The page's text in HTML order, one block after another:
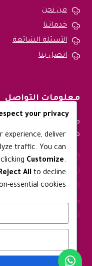
من نحن
خدماتنا
الأسئلة الشائعة
اتصل بنا
معلومات التواصل
متواجدين طوال ايام
مدن المملكة العربية
الأيام: من السبت -
ساعات العمل: 9:00 صباجا - 9:00 مساءً.
العنوان: مكة - المملكة
your privacy
experience, deliver
traffic. You can
Customize.
All to decline
essential cookies.